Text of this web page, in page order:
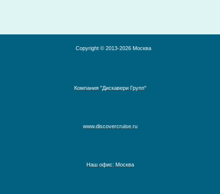
Copyright © 2013-2026 Москва
Компания "Дискавери Групп"
www.discovercruise.ru
Наш офис: Москва